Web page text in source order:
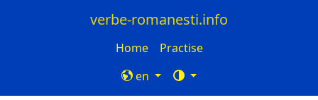
verbe-romanesti.info
Home
Practise
en